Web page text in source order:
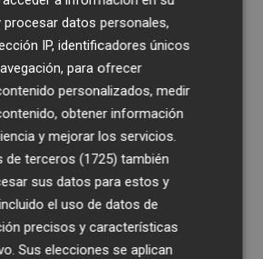
del partido de
seguro de que mañana
En ese partido
pero tuvimos un número
que el rival
y el equipo no
maduro para
así”, admitió.
procesar datos personales,
IP, identificadores únicos
para ofrecer
personalizados, medir
obtener información
y mejorar los servicios.
de terceros (1725) también
sus datos para estos y
el uso de datos de
precisos y características
Sus elecciones se aplican